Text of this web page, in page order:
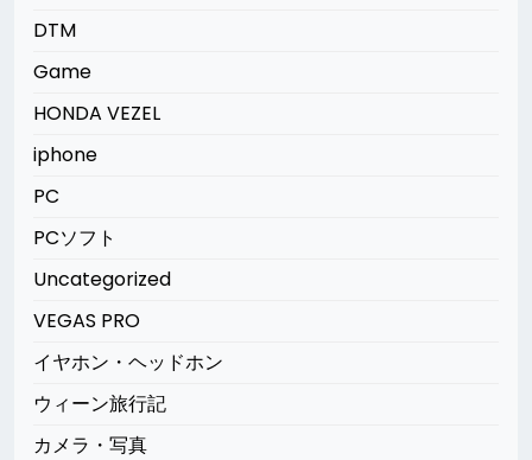
DTM
Game
HONDA VEZEL
iphone
PC
PCソフト
Uncategorized
VEGAS PRO
イヤホン・ヘッドホン
ウィーン旅行記
カメラ・写真